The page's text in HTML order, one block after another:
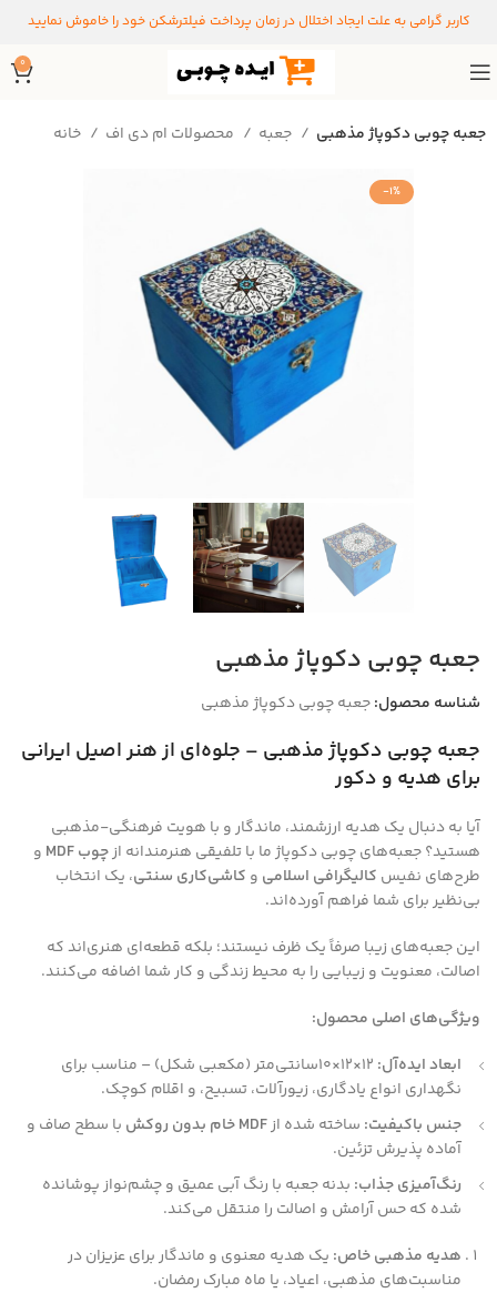
کاربر گرامی به علت ایجاد اختلال در زمان پرداخت فیلترشکن خود را خاموش نمایید
0
خانه جعبه جعبه چوبی دکوپاژ مذهبی
-1%
جعبه چوبی دکوپاژ مذهبی
شناسه محصول:جعبه چوبی دکوپاژ مذهبی
جعبه چوبی دکوپاژ مذهبی – جلوه‌ای از هنر اصیل ایرانی
برای هدیه و دکور
آیا به دنبال یک هدیه ارزشمند، ماندگار و با هویت فرهنگی-مذهبی
هستید؟ جعبه‌های چوبی دکوپاژ ما با تلفیقی هنرمندانه ازچوب MDF
و
طرح‌های نفیس کالیگرافی اسلامی و کاشی‌کاری سنتی، یک انتخاب
بی‌نظیر برای شما فراهم آورده‌اند.
این جعبه‌های زیبا صرفاً یک ظرف نیستند؛ بلکه قطعه‌ای هنری‌اند که
اصالت، معنویت و زیبایی را به محیط زندگی و کار شما اضافه می‌کنند.
ویژگی‌های اصلی محصول:
ابعاد ایده‌آل: 12
×
12
×
10سانتی‌متر (مکعبی شکل) – مناسب برای
نگهداری انواع یادگاری، زیورآلات، تسبیح، و اقلام کوچک.
جنس باکیفیت: ساخته شده ازMDF خام بدون روکش
با سطح صاف و
آماده پذیرش تزئین.
رنگ‌آمیزی جذاب: بدنه جعبه با رنگ آبی عمیق و چشم‌نواز پوشانده
شده که حس آرامش و اصالت را منتقل می‌کند.
هدیه مذهبی خاص: یک هدیه معنوی و ماندگار برای عزیزان در
مناسبت‌های مذهبی، اعیاد، یا ماه مبارک رمضان.